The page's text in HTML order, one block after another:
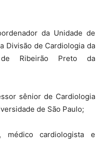
da Unidade de
Divisão de Cardiologia da
Ribeirão Preto da
sênior de Cardiologia
de São Paulo;
médico cardiologista e